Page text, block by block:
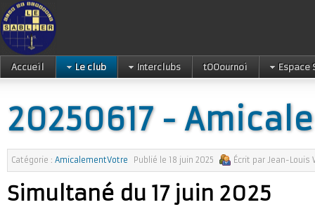
Accueil Le club Interclubs tOOournoi Espace
20250617 -
Catégorie : AmicalementVotre Publié le 18 juin 2025 Écrit par Jean-Louis
Simultané du 17 juin 2025